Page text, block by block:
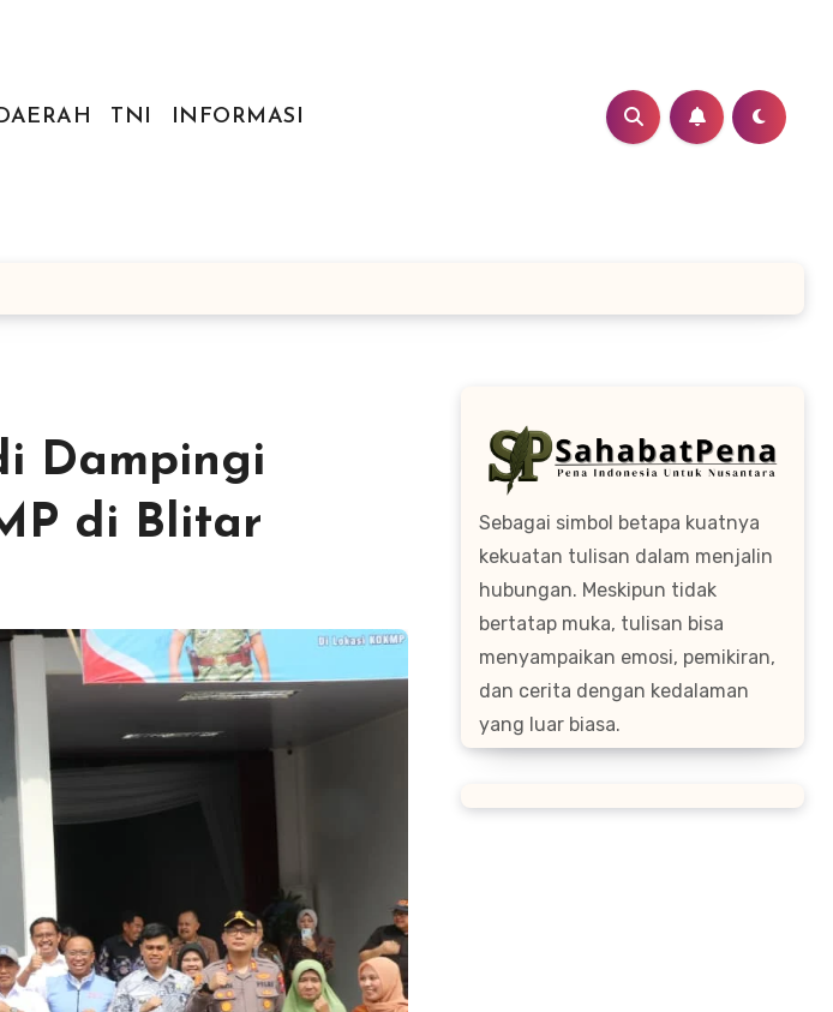
TNI INFORMASI
Dampingi
di Blitar
Sebagai simbol betapa kuatnya
kekuatan tulisan dalam menjalin
hubungan. Meskipun tidak
bertatap muka, tulisan bisa
menyampaikan emosi, pemikiran,
dan cerita dengan kedalaman
yang luar biasa.